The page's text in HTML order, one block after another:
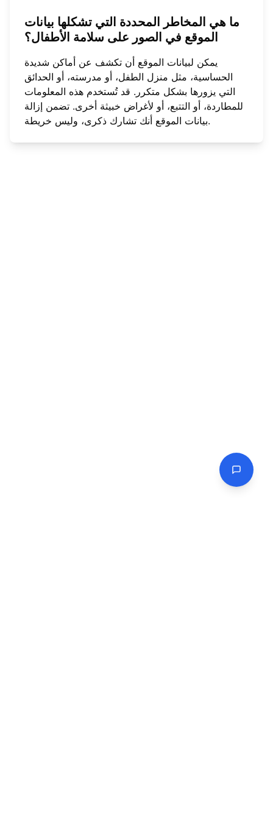
ما هي المخاطر المحددة التي تشكلها بيانات
الموقع في الصور على سلامة الأطفال؟
يمكن لبيانات الموقع أن تكشف عن أماكن شديدة
الحساسية، مثل منزل الطفل، أو مدرسته، أو الحدائق
التي يزورها بشكل متكرر. قد تُستخدم هذه المعلومات
للمطاردة، أو التتبع، أو لأغراض خبيثة أخرى. تضمن إزالة
بيانات الموقع أنك تشارك ذكرى، وليس خريطة.